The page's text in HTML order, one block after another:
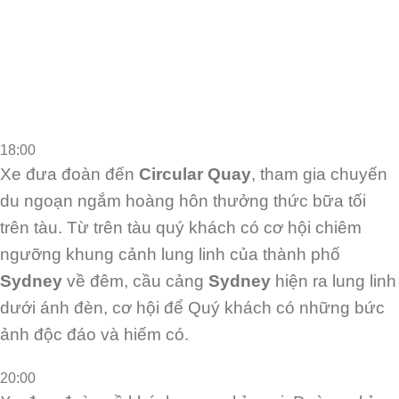
18:00
Xe đưa đoàn đến Circular Quay, tham gia chuyến
du ngoạn ngắm hoàng hôn thưởng thức bữa tối
trên tàu. Từ trên tàu quý khách có cơ hội chiêm
ngưỡng khung cảnh lung linh của thành phố
Sydney về đêm, cầu cảng Sydney hiện ra lung linh
dưới ánh đèn, cơ hội để Quý khách có những bức
ảnh độc đáo và hiếm có.
20:00